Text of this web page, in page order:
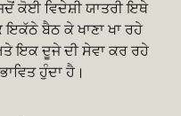
ਕੋਈ ਵਿਦੇਸ਼ੀ ਯਾਤਰੀ ਇਥੇ
ਬੈਠ ਕੇ ਖਾਣਾ ਖਾ ਰਹੇ
ਇਕ ਦੂਜੇ ਦੀ ਸੇਵਾ ਕਰ ਰਹੇ
ਹੁੰਦਾ ਹੈ।